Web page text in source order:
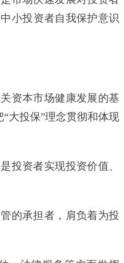
小投资者自我保护意识
资本市场健康发展的基
大投保”理念贯彻和体现
资者实现投资价值、
的承担者，肩负着为投